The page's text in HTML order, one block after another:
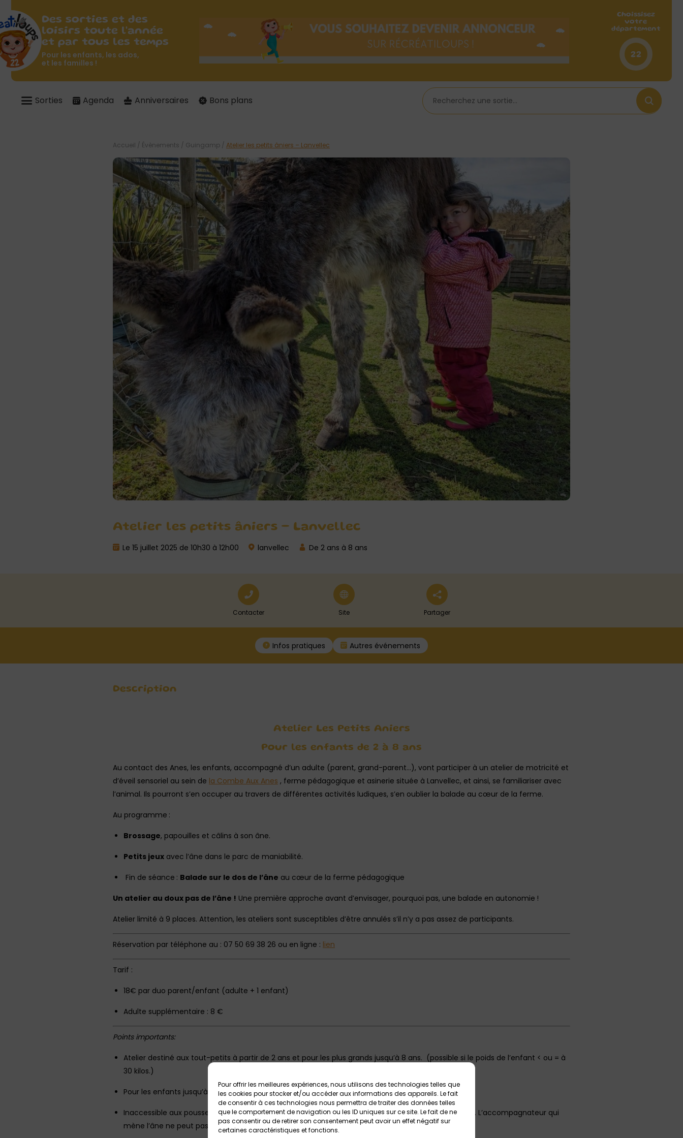
Pour offrir les meilleures expériences, nous utilisons des technologies telles que
les cookies pour stocker et/ou accéder aux informations des appareils. Le fait
de consentir à ces technologies nous permettra de traiter des données telles
que le comportement de navigation ou les ID uniques sur ce site. Le fait de ne
pas consentir ou de retirer son consentement peut avoir un effet négatif sur
certaines caractéristiques et fonctions.
Des sorties et des
loisirs toute l'année
et par tous les temps
Pour les enfants, les ados,
et les familles !
Choissisez
votre
département
22
Sorties Agenda Anniversaires Bons plans
Atelier les petits âniers – Lanvellec
Le 15 juillet 2025 de 10h30 à 12h00 lanvellec De 2 ans à 8 ans
Accueil / Évènements / Guingamp / Atelier les petits âniers – Lanvellec
Contacter Site Partager
Infos pratiques Autres événements
Description
Atelier Les Petits Aniers
Pour les enfants de 2 à 8 ans
Au contact des Anes, les enfants, accompagné d’un adulte (parent, grand-parent…), vont participer à un atelier de motricité et
d’éveil sensoriel au sein de la Combe Aux Anes , ferme pédagogique et asinerie située à Lanvellec, et ainsi, se familiariser avec
l’animal. Ils pourront s’en occuper au travers de différentes activités ludiques, s’en oublier la balade au cœur de la ferme.
Au programme :
Brossage, papouilles et câlins à son âne.
Petits jeux avec l’âne dans le parc de maniabilité.
Fin de séance : Balade sur le dos de l’âne au cœur de la ferme pédagogique
Un atelier au doux pas de l’âne ! Une première approche avant d’envisager, pourquoi pas, une balade en autonomie !
Atelier limité à 9 places. Attention, les ateliers sont susceptibles d’être annulés s’il n’y a pas assez de participants.
Réservation par téléphone au : 07 50 69 38 26 ou en ligne : lien
Tarif :
18€ par duo parent/enfant (adulte + 1 enfant)
Adulte supplémentaire : 8 €
Points importants:
Atelier destiné aux tout-petits à partir de 2 ans et pour les plus grands jusqu’à 8 ans. (possible si le poids de l’enfant < ou = à
30 kilos.)
Pour les enfants jusqu’à 2 ans : baby calèche conseillée.
Inaccessible aux poussettes (Chemins non carrossables). Porte-bébé conseillé pour les tout petits. L’accompagnateur qui
mène l’âne ne peut pas transporter un enfant en porte-bébé pour des raisons de sécurité.